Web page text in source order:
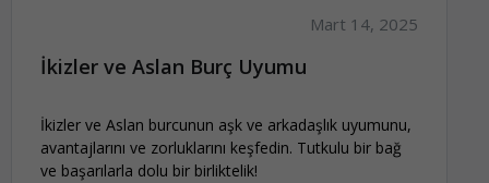
Mart 14, 2025
İkizler ve Aslan Burç Uyumu
İkizler ve Aslan burcunun aşk ve arkadaşlık uyumunu,
avantajlarını ve zorluklarını keşfedin. Tutkulu bir bağ
ve başarılarla dolu bir birliktelik!